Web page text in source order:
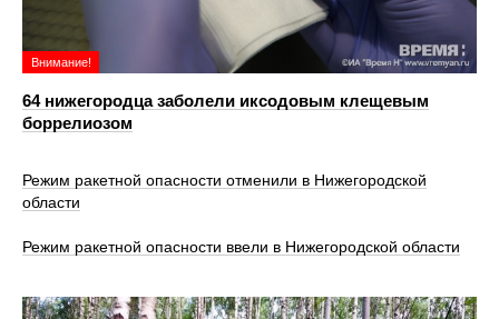
Внимание!
64 нижегородца заболели иксодовым клещевым
боррелиозом
Режим ракетной опасности отменили в Нижегородской
области
Режим ракетной опасности ввели в Нижегородской области